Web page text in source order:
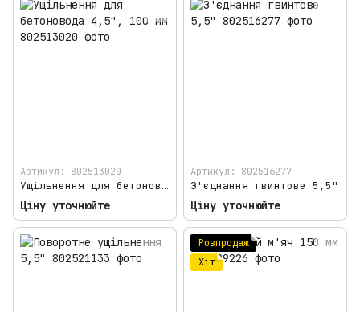
Артикул: 802513020
Ущільнення для бетоновода 4,5", 100 мм
Ціну уточнюйте
Артикул: 802516277
З'єднання гвинтове 5,5"
Ціну уточнюйте
Розпродаж
Хіт